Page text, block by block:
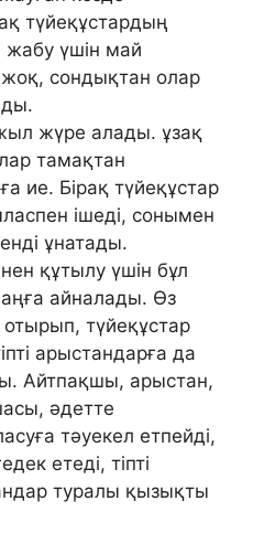
түйеқұстардың
үшін май
сондықтан олар
жүре алады. ұзақ
тамақтан
ие. Бірақ түйеқұстар
ішеді, сонымен
ұнатады.
құтылу үшін бұл
айналады. Өз
түйеқұстар
арыстандарға да
Айтпақшы, арыстан,
әдетте
тәуекел етпейді,
етеді, тіпті
туралы қызықты